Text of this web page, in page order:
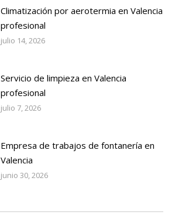
Climatización por aerotermia en Valencia
profesional
julio 14, 2026
Servicio de limpieza en Valencia
profesional
julio 7, 2026
Empresa de trabajos de fontanería en
Valencia
junio 30, 2026